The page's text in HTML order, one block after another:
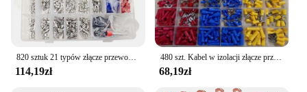
114,19zł
480 szt. Kabel w izolacji złącze przewodu elektrycznego zaciskane kolby kolby pierścieniowe końcówki zestaw widelców wybrane elementy
68,19zł